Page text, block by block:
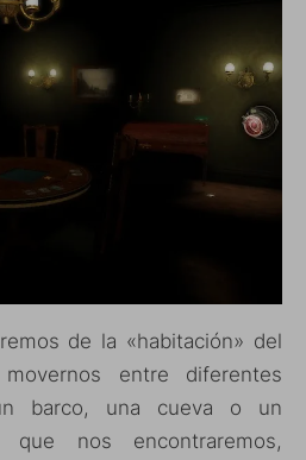
de la «habitación» del
entre diferentes
barco, una cueva o un
nos encontraremos,